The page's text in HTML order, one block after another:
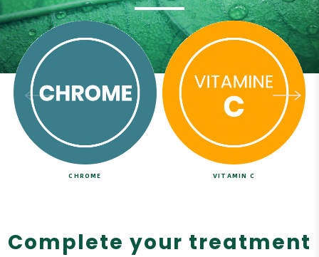
CHROME VITAMIN C
Complete your treatment